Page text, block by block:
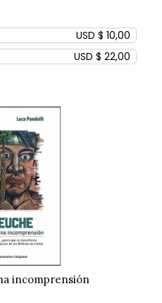
USD $ 10,00
USD $ 22,00
incomprensión